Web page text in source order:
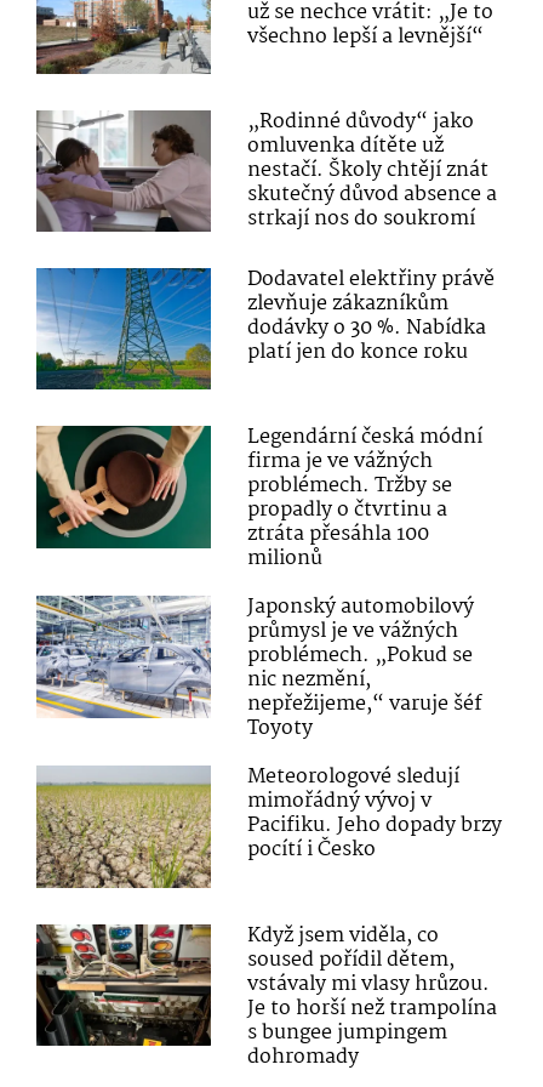
už se nechce vrátit: „Je to
všechno lepší a levnější“
„Rodinné důvody“ jako
omluvenka dítěte už
nestačí. Školy chtějí znát
skutečný důvod absence a
strkají nos do soukromí
Dodavatel elektřiny právě
zlevňuje zákazníkům
dodávky o 30 %. Nabídka
platí jen do konce roku
Legendární česká módní
firma je ve vážných
problémech. Tržby se
propadly o čtvrtinu a
ztráta přesáhla 100
milionů
Japonský automobilový
průmysl je ve vážných
problémech. „Pokud se
nic nezmění,
nepřežijeme,“ varuje šéf
Toyoty
Meteorologové sledují
mimořádný vývoj v
Pacifiku. Jeho dopady brzy
pocítí i Česko
Když jsem viděla, co
soused pořídil dětem,
vstávaly mi vlasy hrůzou.
Je to horší než trampolína
s bungee jumpingem
dohromady